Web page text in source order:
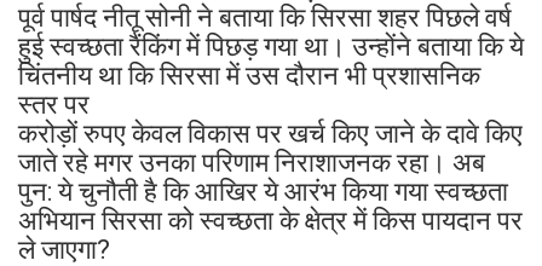
पूर्व पार्षद नीतू सोनी ने बताया कि सिरसा शहर पिछले वर्ष
हुई स्वच्छता रैंकिंग में पिछड़ गया था। उन्होंने बताया कि ये
चिंतनीय था कि सिरसा में उस दौरान भी प्रशासनिक
स्तर पर
करोड़ों रुपए केवल विकास पर खर्च किए जाने के दावे किए
जाते रहे मगर उनका परिणाम निराशाजनक रहा। अब
पुन: ये चुनौती है कि आखिर ये आरंभ किया गया स्वच्छता
अभियान सिरसा को स्वच्छता के क्षेत्र में किस पायदान पर
ले जाएगा?